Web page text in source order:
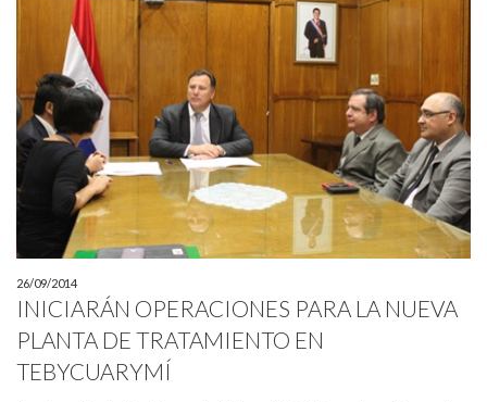
26/09/2014
INICIARÁN OPERACIONES PARA LA NUEVA
PLANTA DE TRATAMIENTO EN
TEBYCUARYMÍ